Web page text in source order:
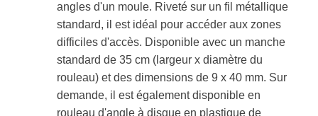
angles d'un moule. Riveté sur un fil métallique
standard, il est idéal pour accéder aux zones
difficiles d'accès. Disponible avec un manche
standard de 35 cm (largeur x diamètre du
rouleau) et des dimensions de 9 x 40 mm. Sur
demande, il est également disponible en
rouleau d'angle à disque en plastique de